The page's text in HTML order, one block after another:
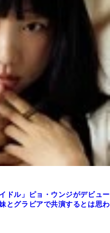
ドル」ピョ・ウンジがデビュー
とグラビアで共演するとは思わ